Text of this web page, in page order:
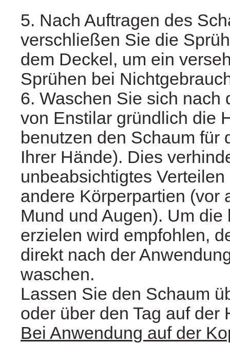
5. Nach Auftragen des
verschließen Sie die
dem Deckel, um ein
Sprühen bei
6. Waschen Sie sich nach
von Enstilar gründlich die
benutzen den Schaum für
Ihrer Hände). Dies
unbeabsichtigtes
andere Körperpartien (vor
Mund und Augen). Um
erzielen wird empfohlen,
direkt nach der
waschen.
Lassen Sie den Schaum
oder über den Tag auf der
Bei Anwendung auf der